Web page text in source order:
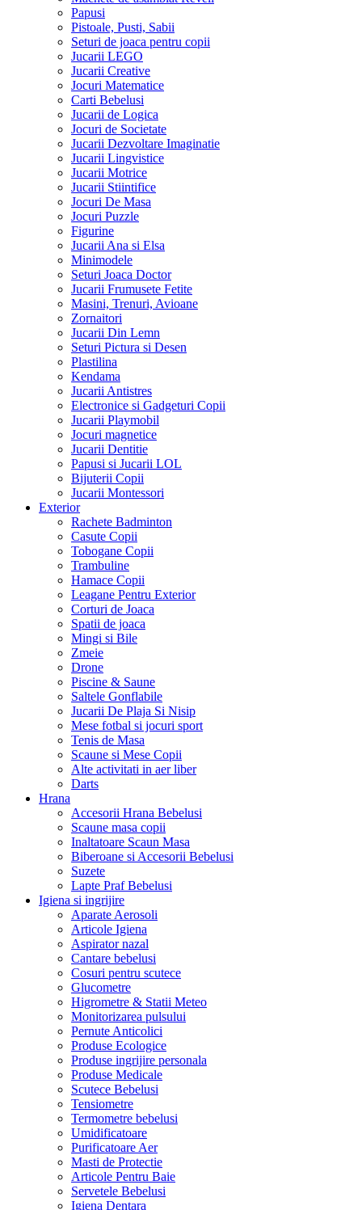
Papusi
Pistoale, Pusti, Sabii
Seturi de joaca pentru copii
Jucarii LEGO
Jucarii Creative
Jocuri Matematice
Carti Bebelusi
Jucarii de Logica
Jocuri de Societate
Jucarii Dezvoltare Imaginatie
Jucarii Lingvistice
Jucarii Motrice
Jucarii Stiintifice
Jocuri De Masa
Jocuri Puzzle
Figurine
Jucarii Ana si Elsa
Minimodele
Seturi Joaca Doctor
Jucarii Frumusete Fetite
Masini, Trenuri, Avioane
Zornaitori
Jucarii Din Lemn
Seturi Pictura si Desen
Plastilina
Kendama
Jucarii Antistres
Electronice si Gadgeturi Copii
Jucarii Playmobil
Jocuri magnetice
Jucarii Dentitie
Papusi si Jucarii LOL
Bijuterii Copii
Jucarii Montessori
Exterior
Rachete Badminton
Casute Copii
Tobogane Copii
Trambuline
Hamace Copii
Leagane Pentru Exterior
Corturi de Joaca
Spatii de joaca
Mingi si Bile
Zmeie
Drone
Piscine & Saune
Saltele Gonflabile
Jucarii De Plaja Si Nisip
Mese fotbal si jocuri sport
Tenis de Masa
Scaune si Mese Copii
Alte activitati in aer liber
Darts
Hrana
Accesorii Hrana Bebelusi
Scaune masa copii
Inaltatoare Scaun Masa
Biberoane si Accesorii Bebelusi
Suzete
Lapte Praf Bebelusi
Igiena si ingrijire
Aparate Aerosoli
Articole Igiena
Aspirator nazal
Cantare bebelusi
Cosuri pentru scutece
Glucometre
Higrometre & Statii Meteo
Monitorizarea pulsului
Pernute Anticolici
Produse Ecologice
Produse ingrijire personala
Produse Medicale
Scutece Bebelusi
Tensiometre
Termometre bebelusi
Umidificatoare
Purificatoare Aer
Masti de Protectie
Articole Pentru Baie
Servetele Bebelusi
Igiena Dentara